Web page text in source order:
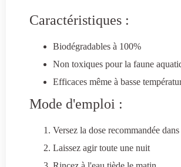
Caractéristiques :
Biodégradables à 100%
Non toxiques pour la faune
Efficaces même à basse
Mode d'emploi :
Versez la dose recommandée
Laissez agir toute une nuit